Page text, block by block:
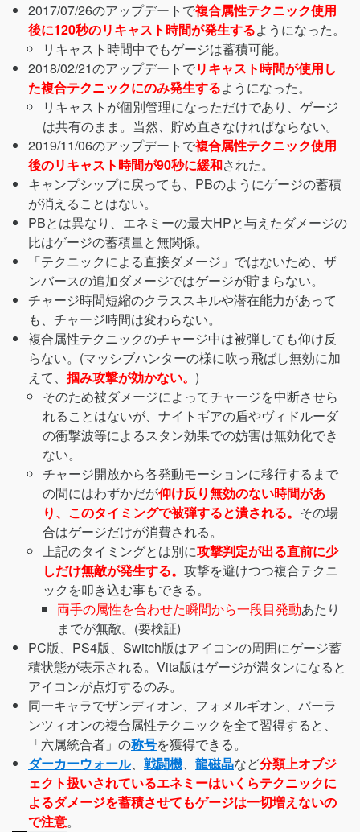
2017/07/26のアップデートで複合属性テクニック使用
後に120秒のリキャスト時間が発生するようになった。
リキャスト時間中でもゲージは蓄積可能。
2018/02/21のアップデートでリキャスト時間が使用し
た複合テクニックにのみ発生するようになった。
リキャストが個別管理になっただけであり、ゲージ
は共有のまま。当然、貯め直さなければならない。
2019/11/06のアップデートで複合属性テクニック使用
後のリキャスト時間が90秒に緩和された。
キャンプシップに戻っても、PBのようにゲージの蓄積
が消えることはない。
PBとは異なり、エネミーの最大HPと与えたダメージの
比はゲージの蓄積量と無関係。
「テクニックによる直接ダメージ」ではないため、ザ
ンバースの追加ダメージではゲージが貯まらない。
チャージ時間短縮のクラススキルや潜在能力があって
も、チャージ時間は変わらない。
複合属性テクニックのチャージ中は被弾しても仰け反
らない。(マッシブハンターの様に吹っ飛ばし無効に加
えて、 掴み攻撃が効かない。 )
そのため被ダメージによってチャージを中断させら
れることはないが、ナイトギアの盾やヴィドルーダ
の衝撃波等によるスタン効果での妨害は無効化でき
ない。
チャージ開放から各発動モーションに移行するまで
の間にはわずかだが仰け反り無効のない時間があ
り、このタイミングで被弾すると潰される。 その場
合はゲージだけが消費される。
上記のタイミングとは別に攻撃判定が出る直前に少
しだけ無敵が発生する。 攻撃を避けつつ複合テクニ
ックを叩き込む事もできる。
両手の属性を合わせた瞬間から一段目発動あたり
までが無敵。(要検証)
PC版、PS4版、Switch版はアイコンの周囲にゲージ蓄
積状態が表示される。Vita版はゲージが満タンになると
アイコンが点灯するのみ。
同一キャラでザンディオン、フォメルギオン、バーラ
ンツィオンの複合属性テクニックを全て習得すると、
「六属統合者」の称号を獲得できる。
ダーカーウォール、 戦闘機、 龍磁晶など分類上オブジ
ェクト扱いされているエネミーはいくらテクニックに
よるダメージを蓄積させてもゲージは一切増えないの
で注意。